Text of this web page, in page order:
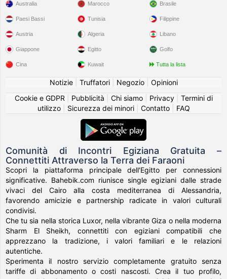
Australia
Paesi Bassi
Austria
Giappone
Cina
Marocco
Tunisia
Algeria
Egitto
Kuwait
Brasile
Filippine
Libano
Golfo
Tutta la lista
Notizie| Truffatori| Negozio| Opinioni
Cookie e GDPR
Pubblicità Chi siamo| Privacy| Termini di
utilizzo| Sicurezza dei minori| Contatto| FAQ
Comunità di Incontri Egiziana Gratuita –
Connettiti Attraverso la Terra dei Faraoni
Scopri la piattaforma principale dell'Egitto per connessioni
significative. Bahebik.com riunisce single egiziani dalle strade
vivaci del Cairo alla costa mediterranea di Alessandria,
favorendo amicizie e partnership radicate in valori culturali
condivisi.
Che tu sia nella storica Luxor, nella vibrante Giza o nella moderna
Sharm El Sheikh, connettiti con egiziani compatibili che
apprezzano la tradizione, i valori familiari e le relazioni
autentiche.
Sperimenta il nostro servizio completamente gratuito senza
tariffe di abbonamento o costi nascosti. Crea il tuo profilo,